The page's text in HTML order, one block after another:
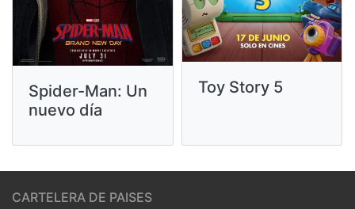
Spider-Man: Un
nuevo día
Toy Story 5
CARTELERA DE PAISES